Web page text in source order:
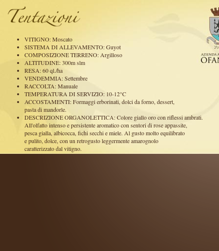
VITIGNO: Moscato
SISTEMA DI ALLEVAMENTO: Guyot
COMPOSIZIONE TERRENO: Argilloso
ALTITUDINE: 300m slm
RESA: 60 ql./ha
VENDEMMIA: Settembre
RACCOLTA: Manuale
TEMPERATURA DI SERVIZIO: 10-12°C
ACCOSTAMENTI: Formaggi erborinati, dolci da forno, dessert,
pasta di mandorle.
DESCRIZIONE ORGANOLETTICA: Colore giallo oro con riflessi ambrati.
All'olfatto intenso e persistente aromatico con sentori di rose appassite,
pesca gialla, albicocca, fichi secchi e miele. Al gusto molto equilibrato
e pulito, dolce, con un retrogusto leggermente amarognolo
caratterizzato dal vitigno.